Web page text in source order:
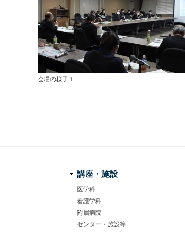
会場の様子１
講座・施設
医学科
看護学科
附属病院
センター・施設等